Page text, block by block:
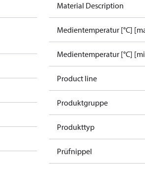
Material Description
Medientemperatur [°C]
Medientemperatur [°C]
Product line
Produktgruppe
Produkttyp
Prüfnippel